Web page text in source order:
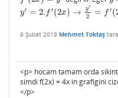
y′ = 2. f ′ (2x) → y′
2 = f ′ (
y′= 2.f ′(2 x)→y′2= f′(2 x)
9 Şubat 2019 Mehmet Toktaş
<p> hocam tamam orda
simdi f(2x) = 4x in grafigini
</p>